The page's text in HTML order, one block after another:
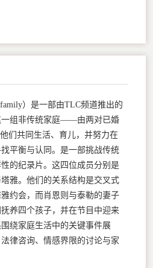
）是一部由TLC频道推出的
一组非传统家庭——由两对已婚
们共同生活、育儿，并努力在
平衡与认同。是一部挑战传统
的纪录片。这四位成员分别是
雅。他们的关系结构是交叉式
约会，而肖恩则与泰勒的妻子
养四个孩子，并在节目中迎来
绕家庭生活中的关键事件展
律咨询、情感界限的讨论与家